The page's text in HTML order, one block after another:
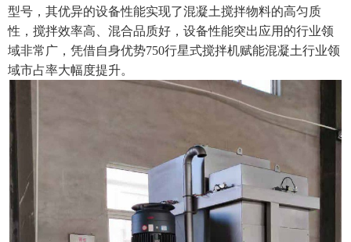
型号，其优异的设备性能实现了混凝土搅拌物料的高匀质
性，搅拌效率高、混合品质好，设备性能突出应用的行业领
域非常广，凭借自身优势750行星式搅拌机赋能混凝土行业领
域市占率大幅度提升。